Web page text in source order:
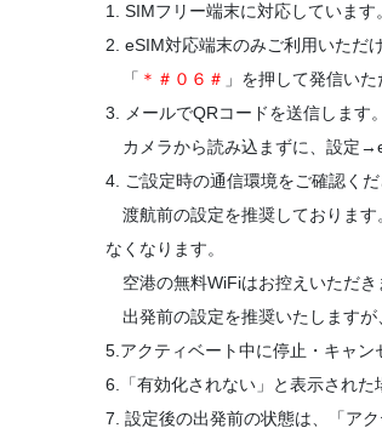
1. SIMフリー端末に対応しています。
2. eSIM対応端末のみご利用いただけ
「 ＊＃０６＃ 」を押して発信い
3. メールでQRコードを送信します。
カメラから読み込まずに、設定
4. ご設定時の通信環境をご確認くだ
渡航前の設定を推奨しております
なくなります。
空港の無料WiFiはお控えいただき
出発前の設定を推奨いたしますが
5.アクティベート中に停止・キャン
6.「有効化されない」と表示された
7. 設定後の出発前の状態は、「ア